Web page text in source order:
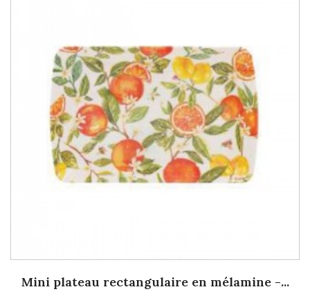
Mini plateau rectangulaire en mélamine -...